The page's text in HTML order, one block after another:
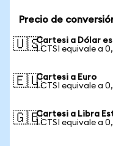
Precio de
🇺🇸Cartesi a Dólar
1 CTSI equivale a
🇪🇺Cartesi a Euro
1 CTSI equivale a
🇬🇧Cartesi a Libra
1 CTSI equivale a